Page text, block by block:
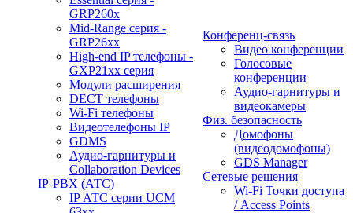
GRP260x
Mid-Range серия -
GRP26xx
High-end IP телефоны -
GXP21хх серия
Модули расширения
DECT телефоны
Wi-Fi телефоны
Видеотелефоны IP
GDMS
Аудио-гарнитуры и
Collaboration Devices
IP-PBX (АТС)
IP АТС серии UCM
Конференц-связь
Видео конференции
Голосовые
конференции
Аудио-гарнитуры и
видеокамеры
Физ. безопасность
Домофоны
(видеодомофоны)
GDS Manager
Сетевые решения
Wi-Fi Точки доступа
/ Access Points